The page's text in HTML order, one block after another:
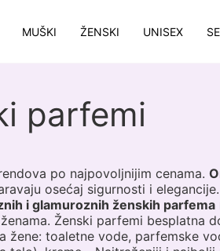
MUŠKI ŽENSKI UNISEX
parfemi
po najpovoljnijim cenama.
osećaj sigurnosti i
i glamuroznih ženskih parfema
Ženski parfemi besplatna
žene: toaletne vode, parfemske